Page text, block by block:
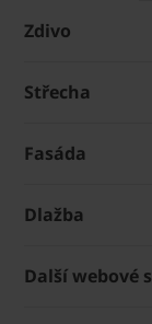
Zdivo
Střecha
Fasáda
Dlažba
Další webové